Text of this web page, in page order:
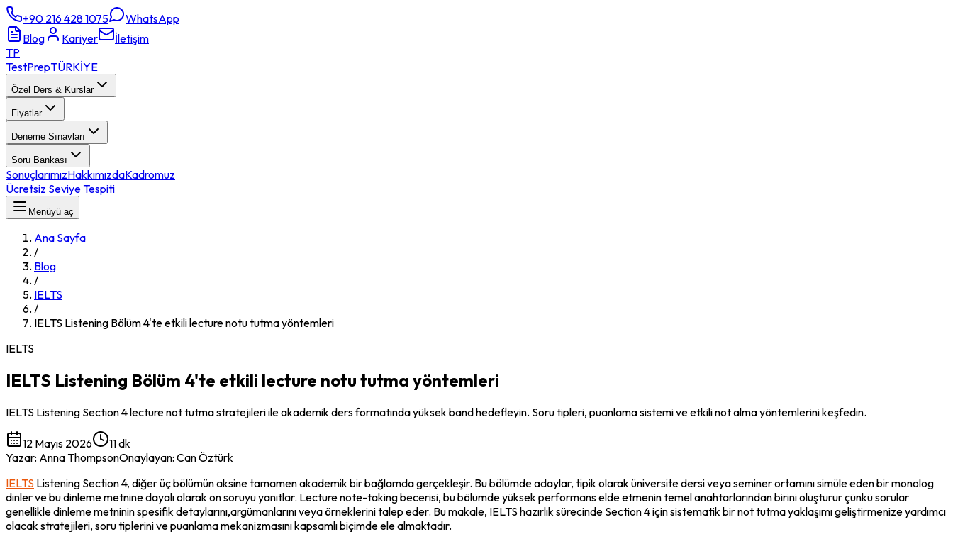
+90 216 428 1075
WhatsApp
Blog
Kariyer
İletişim
TP
TestPrepTÜRKİYE
Özel Ders & Kurslar
Fiyatlar
Deneme Sınavları
Soru Bankası
SonuçlarımızHakkımızdaKadromuz
Ücretsiz Seviye Tespiti
Menüyü aç
Ana Sayfa
/
Blog
/
IELTS
/
IELTS Listening Bölüm 4'te etkili lecture notu tutma yöntemleri
IELTS
IELTS Listening Bölüm 4'te etkili lecture notu tutma yöntemleri
IELTS Listening Section 4 lecture not tutma stratejileri ile akademik ders formatında yüksek band hedefleyin. Soru tipleri, puanlama sistemi ve etkili not alma yöntemlerini keşfedin.
12 Mayıs 2026
11 dk
Yazar: Anna ThompsonOnaylayan: Can Öztürk
IELTS Listening Section 4, diğer üç bölümün aksine tamamen akademik bir bağlamda gerçekleşir. Bu bölümde adaylar, tipik olarak üniversite dersi veya seminer ortamını simüle eden bir monolog
dinler ve bu dinleme metnine dayalı olarak on soruyu yanıtlar. Lecture note-taking becerisi, bu bölümde yüksek performans elde etmenin temel anahtarlarından birini oluşturur çünkü sorular
genellikle dinleme metninin spesifik detaylarını,argümanlarını veya örneklerini talep eder. Bu makale, IELTS hazırlık sürecinde Section 4 için sistematik bir not tutma yaklaşımı geliştirmenize yardımcı
olacak stratejileri, soru tiplerini ve puanlama mekanizmasını kapsamlı biçimde ele almaktadır.